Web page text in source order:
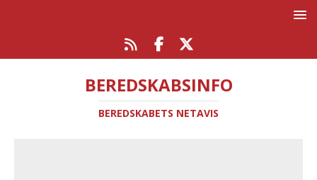
BEREDSKABSINFO
BEREDSKABETS NETAVIS